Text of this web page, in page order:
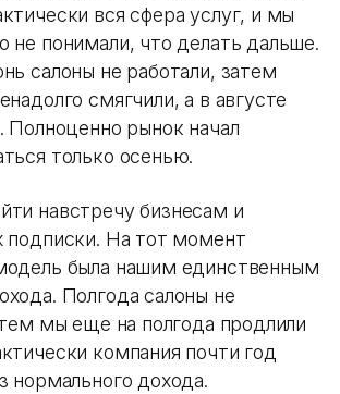
вся сфера услуг, и мы
не понимали, что делать дальше.
салоны не работали, затем
смягчили, а в августе
Полноценно рынок начал
только осенью.
навстречу бизнесам и
подписки. На тот момент
была нашим единственным
Полгода салоны не
мы еще на полгода продлили
компания почти год
нормального дохода.